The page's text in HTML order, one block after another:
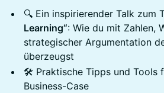
🔍 Ein inspirierender Talk zum
Learning“: Wie du mit Zahlen,
strategischer Argumentation
überzeugst
🛠️ Praktische Tipps und Tools
Business-Case